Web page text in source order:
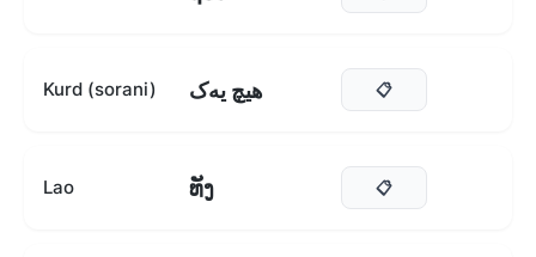
Kurd (sorani) هیچ یەک 📋
Lao ທັງ 📋